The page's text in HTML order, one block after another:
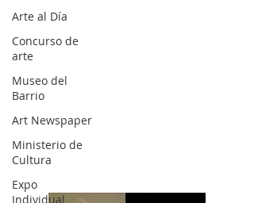
Arte al Día
Concurso de
arte
Museo del
Barrio
Art Newspaper
Ministerio de
Cultura
Expo
Individual